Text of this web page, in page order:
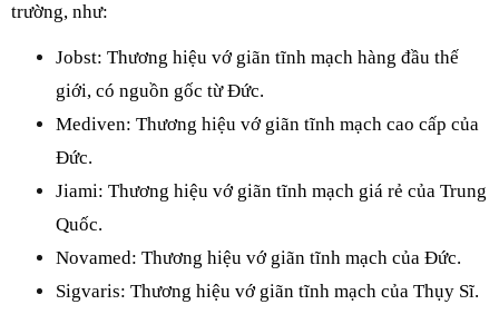
trường, như:
Jobst: Thương hiệu vớ giãn tĩnh mạch hàng đầu thế
giới, có nguồn gốc từ Đức.
Mediven: Thương hiệu vớ giãn tĩnh mạch cao cấp của
Đức.
Jiami: Thương hiệu vớ giãn tĩnh mạch giá rẻ của Trung
Quốc.
Novamed: Thương hiệu vớ giãn tĩnh mạch của Đức.
Sigvaris: Thương hiệu vớ giãn tĩnh mạch của Thụy Sĩ.